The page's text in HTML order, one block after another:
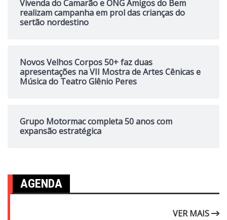
Vivenda do Camarão e ONG Amigos do Bem
realizam campanha em prol das crianças do
sertão nordestino
Novos Velhos Corpos 50+ faz duas
apresentações na VII Mostra de Artes Cênicas e
Música do Teatro Glênio Peres
Grupo Motormac completa 50 anos com
expansão estratégica
AGENDA
VER MAIS